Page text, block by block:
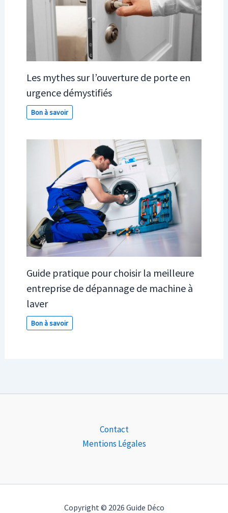
Les mythes sur l’ouverture de porte en
urgence démystifiés
Bon à savoir
Guide pratique pour choisir la meilleure
entreprise de dépannage de machine à
laver
Bon à savoir
Contact
Mentions Légales
Copyright © 2026 Guide Déco